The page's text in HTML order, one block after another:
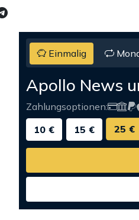
Einmalig
Apollo News
Zahlungsoptionen:
10 €
15 € 25 €